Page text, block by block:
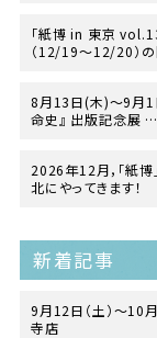
「紙博 in 東京
（12/19〜12/20）の
8月13日(木)〜9月1
命史』 出版記念展
2026年12月，「紙
北にやってきます！
新着記事
9月12日（土）〜
寺店